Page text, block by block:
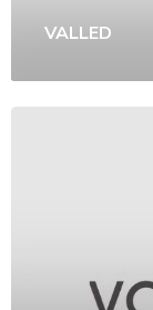
VALLED